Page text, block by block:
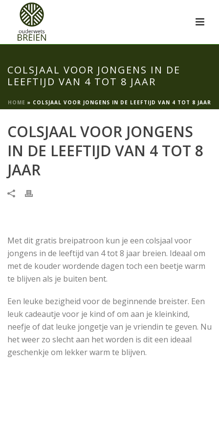
COLSJAAL VOOR JONGENS IN DE
LEEFTIJD VAN 4 TOT 8 JAAR
HOME » COLSJAAL VOOR JONGENS IN DE LEEFTIJD VAN 4 TOT 8 JAAR
COLSJAAL VOOR JONGENS
IN DE LEEFTIJD VAN 4 TOT 8
JAAR
Met dit gratis breipatroon kun je een colsjaal voor
jongens in de leeftijd van 4 tot 8 jaar breien. Ideaal om
met de kouder wordende dagen toch een beetje warm
te blijven als je buiten bent.
Een leuke bezigheid voor de beginnende breister. Een
leuk cadeautje voor je kind of om aan je kleinkind,
neefje of dat leuke jongetje van je vriendin te geven. Nu
het weer zo slecht aan het worden is dit een ideaal
geschenkje om lekker warm te blijven.